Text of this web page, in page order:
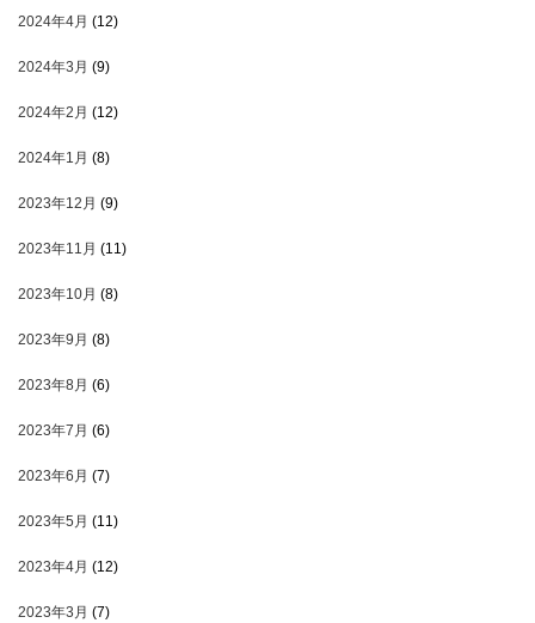
2024年4月 (12)
2024年3月 (9)
2024年2月 (12)
2024年1月 (8)
2023年12月 (9)
2023年11月 (11)
2023年10月 (8)
2023年9月 (8)
2023年8月 (6)
2023年7月 (6)
2023年6月 (7)
2023年5月 (11)
2023年4月 (12)
2023年3月 (7)